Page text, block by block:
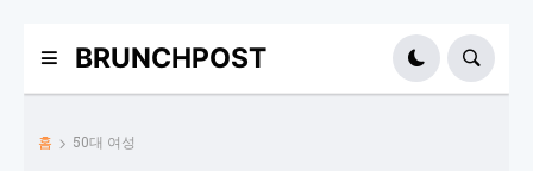
BRUNCHPOST
홈 50대 여성